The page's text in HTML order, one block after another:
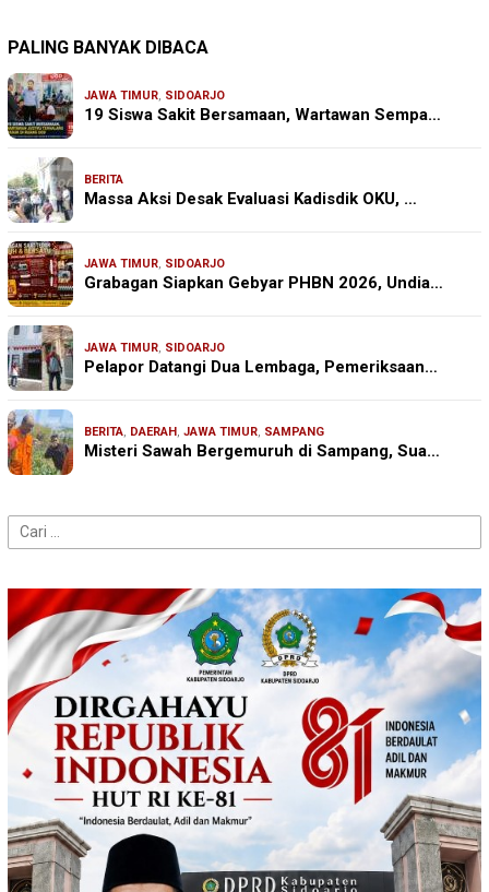
PALING BANYAK DIBACA
JAWA TIMUR SIDOARJO
19 Siswa Sakit Bersamaan, Wartawan Sempa…
BERITA
Massa Aksi Desak Evaluasi Kadisdik OKU, …
JAWA TIMUR SIDOARJO
Grabagan Siapkan Gebyar PHBN 2026, Undia…
JAWA TIMUR SIDOARJO
Pelapor Datangi Dua Lembaga, Pemeriksaan…
BERITA DAERAH JAWA TIMUR SAMPANG
Misteri Sawah Bergemuruh di Sampang, Sua…
Cari
untuk: